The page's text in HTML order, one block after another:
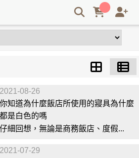
續飯店織品品牌・循環經濟與零廢棄
2021-08-26
你知道為什麼飯店所使用的寢具為什麼
都是白色的嗎
仔細回想，無論是商務飯店、度假...
2021-07-29